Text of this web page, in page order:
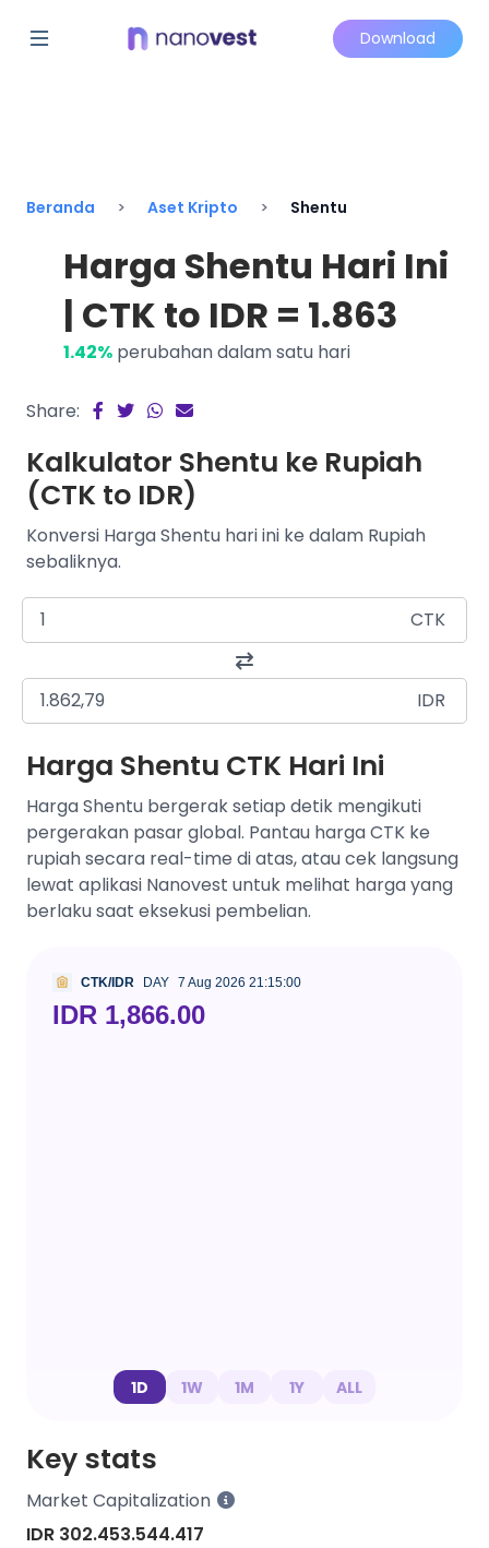
Download
Beranda Aset Kripto Shentu
Harga Shentu Hari Ini
| CTK to IDR = 1.863
1.42% perubahan dalam satu hari
Share:
Kalkulator Shentu ke Rupiah
(CTK to IDR)
Konversi Harga Shentu hari ini ke dalam Rupiah
sebaliknya.
CTK
IDR
Harga Shentu CTK Hari Ini
Harga Shentu bergerak setiap detik mengikuti
pergerakan pasar global. Pantau harga CTK ke
rupiah secara real-time di atas, atau cek langsung
lewat aplikasi Nanovest untuk melihat harga yang
berlaku saat eksekusi pembelian.
CTK/IDR DAY 7 Aug 2026 21:15:00
IDR 1,866.00
1D 1W 1M 1Y ALL
Key stats
Market Capitalization
IDR 302.453.544.417